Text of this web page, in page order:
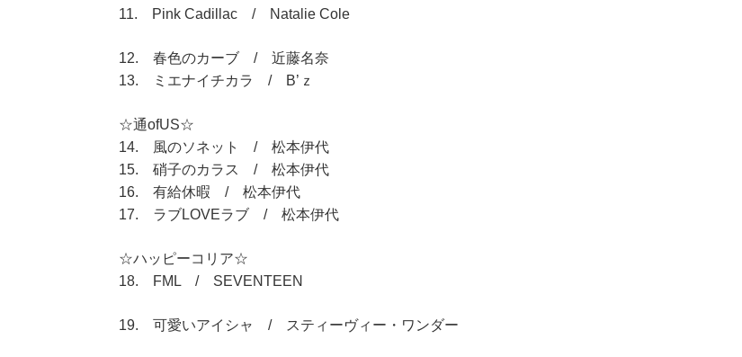
11. Pink Cadillac / Natalie Cole
12. 春色のカーブ / 近藤名奈
13. ミエナイチカラ / B’ｚ
☆通ofUS☆
14. 風のソネット / 松本伊代
15. 硝子のカラス / 松本伊代
16. 有給休暇 / 松本伊代
17. ラブLOVEラブ / 松本伊代
☆ハッピーコリア☆
18. FML / SEVENTEEN
19. 可愛いアイシャ / スティーヴィー・ワンダー